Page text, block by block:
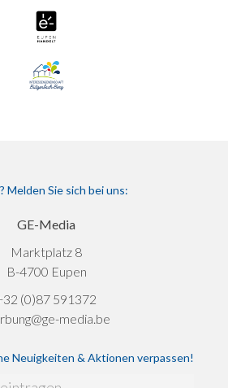
Melden Sie sich bei uns:
GE-Media
Marktplatz 8
B-4700 Eupen
(0)87 591372
media.be
Neuigkeiten & Aktionen verpassen!